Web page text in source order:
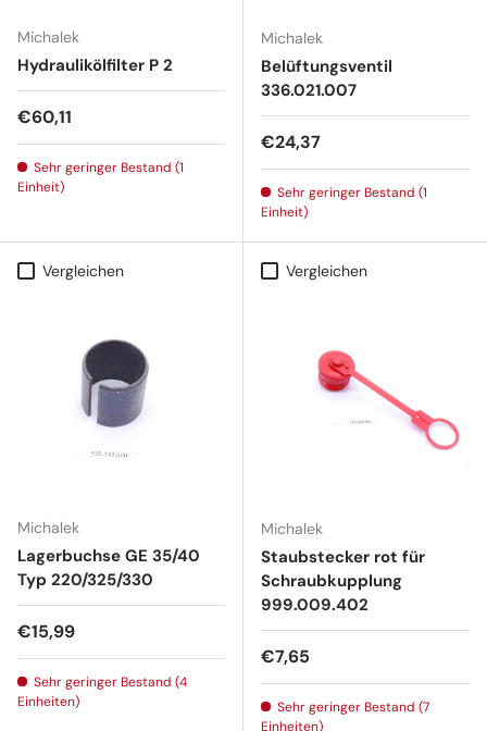
Michalek
Hydraulikölfilter P 2
Normaler Preis
€60,11
Sehr geringer Bestand (1
Einheit)
Michalek
Belüftungsventil
336.021.007
Normaler Preis
€24,37
Sehr geringer Bestand (1
Einheit)
Vergleichen
Michalek
Lagerbuchse GE 35/40
Typ 220/325/330
Normaler Preis
€15,99
Sehr geringer Bestand (4
Einheiten)
Vergleichen
Michalek
Staubstecker rot für
Schraubkupplung
999.009.402
Normaler Preis
€7,65
Sehr geringer Bestand (7
Einheiten)